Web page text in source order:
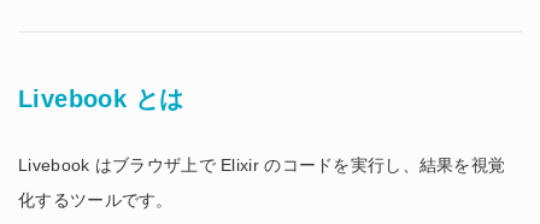
Livebook とは
Livebook はブラウザ上で Elixir のコードを実行し、結果を視覚
化するツールです。